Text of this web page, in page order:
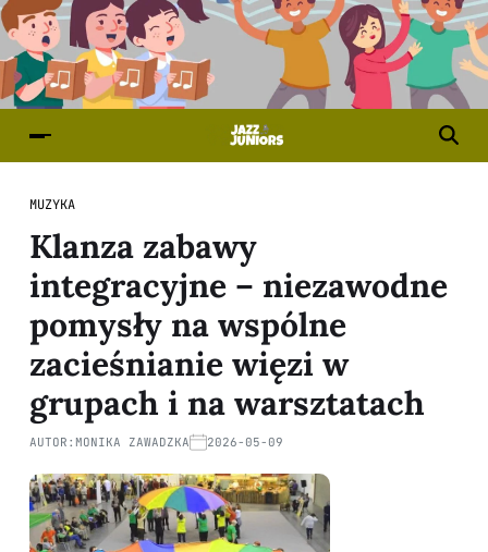
MUZYKA
Klanza zabawy
integracyjne – niezawodne
pomysły na wspólne
zacieśnianie więzi w
grupach i na warsztatach
AUTOR: MONIKA ZAWADZKA 2026-05-09